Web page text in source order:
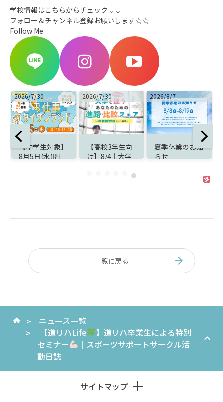
学校情報はこちらからチェック↓↓
フォロー＆チャンネル登録お願いします☆☆
Follow Me
2026/8/7
夏季休業のお知
らせ
2026/8/4
【8/4（火）よ
り】第4回AOエ
2026/7/30
【高校3年生向
け】8/4｜大学
一覧に戻る
ニュース一覧
【道リハLife
】道リハ卒業生による特別
セミナー
｜スポーツサポートサークル活
動日誌
サイトマップ